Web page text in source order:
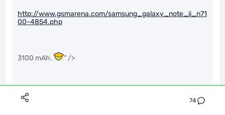
74
http://www.gsmarena.com/samsung_galaxy_note_ii_n71
00-4854.php
3100 mAh. " />